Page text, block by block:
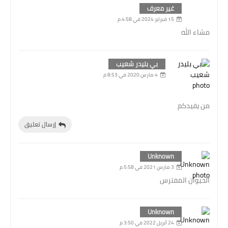
غير معرف
15 فبراير 2024 في 4:58 م
مشاء الله
بي بليدر شعيب
4 مارس 2020 في 8:53 م
من يفيدكم
إرسال تعليق
Unknown
3 مارس 2021 في 5:58 م
الحيوان المفترس
Unknown
24 أبريل 2022 في 3:50 م